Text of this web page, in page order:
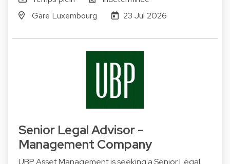
Gare Luxembourg
23 Jul 2026
Senior Legal Advisor -
Management Company
UBP Asset Management is seeking a Senior Legal